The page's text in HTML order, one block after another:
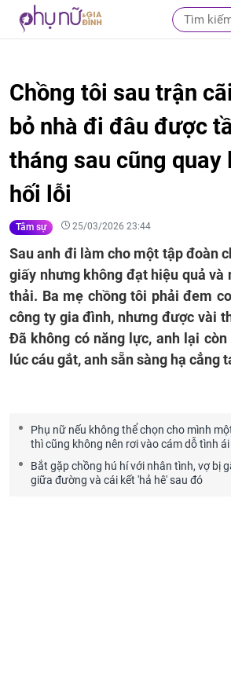
Chồng tôi sau trận
bỏ nhà đi đâu được
tháng sau cũng quay
hối lỗi
Tâm sự 25/03/2026 23:44
Sau anh đi làm cho một tập đoàn
giấy nhưng không đạt hiệu quả và
thải. Ba mẹ chồng tôi phải đem
công ty gia đình, nhưng được vài
Đã không có năng lực, anh lại
lúc cáu gắt, anh sẵn sàng hạ cẳng
Phụ nữ nếu không thể chọn cho mình
thì cũng không nên rơi vào cám dỗ tình ái
Bắt gặp chồng hú hí với nhân tình, vợ bị
giữa đường và cái kết 'hả hê' sau đó